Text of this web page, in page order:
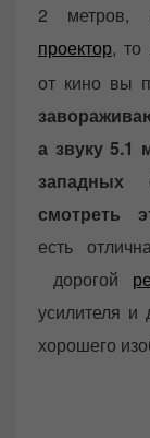
2 метров,
проектор, то
от кино вы
а звуку 5.1
западных
смотреть
есть
дорогой
усилителя и
хорошего